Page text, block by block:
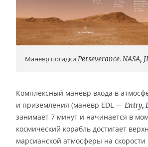
Манёвр посадки Perseverance.NASA,
Комплексный манёвр входа в
и приземления (манёвр EDL — Entry,
занимает 7 минут и начинается в
космический корабль достигает
марсианской атмосферы на